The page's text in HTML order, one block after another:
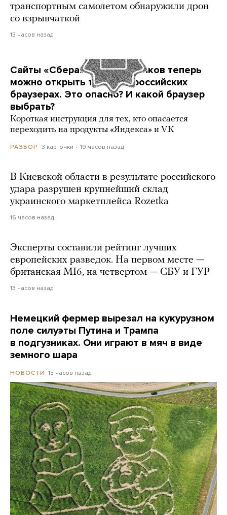
транспортным самолетом обнаружили дрон
со взрывчаткой
13 часов назад
Сайты «Сбера» и других банков теперь
можно открыть только в российских
браузерах. Это опасно? И какой браузер
выбрать?
Короткая инструкция для тех, кто опасается
переходить на продукты «Яндекса» и VK
РАЗБОР 3 карточки 19 часов назад
В Киевской области в результате российского
удара разрушен крупнейший склад
украинского маркетплейса Rozetka
16 часов назад
Эксперты составили рейтинг лучших
европейских разведок. На первом месте —
британская MI6, на четвертом — СБУ и ГУР
13 часов назад
Немецкий фермер вырезал на кукурузном
поле силуэты Путина и Трампа
в подгузниках. Они играют в мяч в виде
земного шара
НОВОСТИ 15 часов назад